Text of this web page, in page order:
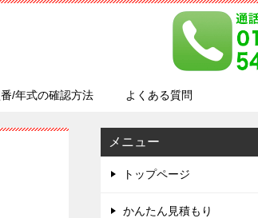
/年式の確認方法 よくある質問
メニュー
トップページ
かんたん見積もり